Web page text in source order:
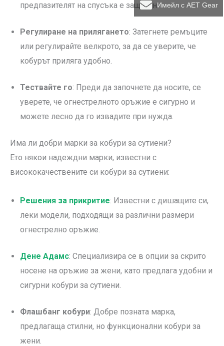
предпазителят на спусъка е защитен.
Регулиране на прилягането: Затегнете ремъците
или регулирайте велкрото, за да се уверите, че
кобурът приляга удобно.
Тествайте го: Преди да започнете да носите, се
уверете, че огнестрелното оръжие е сигурно и
можете лесно да го извадите при нужда.
Има ли добри марки за кобури за сутиени?
Ето някои надеждни марки, известни с
висококачествените си кобури за сутиени:
Решения за прикритие: Известни с дишащите си,
леки модели, подходящи за различни размери
огнестрелно оръжие.
Дене Адамс: Специализира се в опции за скрито
носене на оръжие за жени, като предлага удобни и
сигурни кобури за сутиени.
Флашбанг кобури: Добре позната марка,
предлагаща стилни, но функционални кобури за
жени.
Имейл с AET Gear